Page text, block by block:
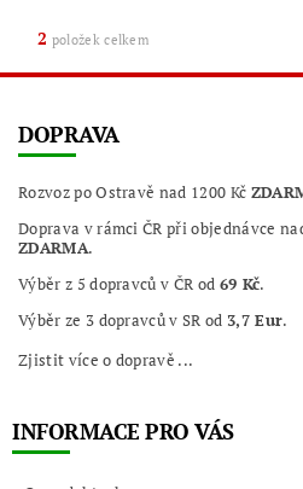
2 položek celkem
DOPRAVA
Rozvoz po Ostravě nad 1200 Kč
Doprava v rámci ČR při objednávce
ZDARMA.
Výběr z 5 dopravců v ČR od 69 Kč.
Výběr ze 3 dopravců v SR od 3,7 Eur.
Zjistit více o dopravě ...
INFORMACE PRO VÁS